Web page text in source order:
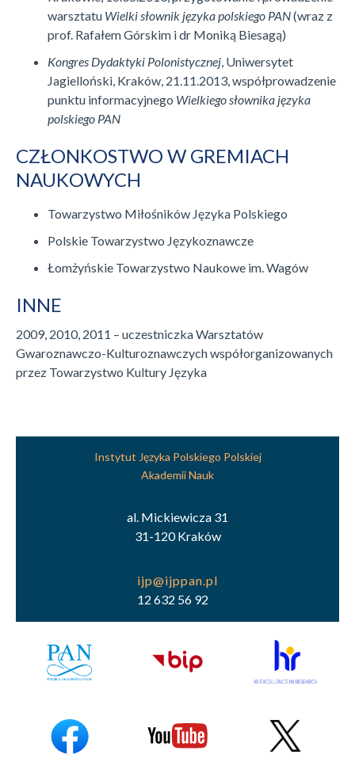
warsztatu Wielki słownik języka polskiego PAN(wraz z
prof. Rafałem Górskim i dr Moniką Biesagą)
Kongres Dydaktyki Polonistycznej , Uniwersytet
Jagielloński, Kraków, 21.11.2013, współprowadzenie
punktu informacyjnego Wielkiego słownika języka
polskiego PAN
CZŁONKOSTWO W GREMIACH
NAUKOWYCH
Towarzystwo Miłośników Języka Polskiego
Polskie Towarzystwo Językoznawcze
Łomżyńskie Towarzystwo Naukowe im. Wagów
INNE
2009, 2010, 2011 – uczestniczka Warsztatów
Gwaroznawczo-Kulturoznawczych współorganizowanych
przez Towarzystwo Kultury Języka
Instytut Języka Polskiego Polskiej
Akademii Nauk
al. Mickiewicza 31
31-120 Kraków
12 632 56 92